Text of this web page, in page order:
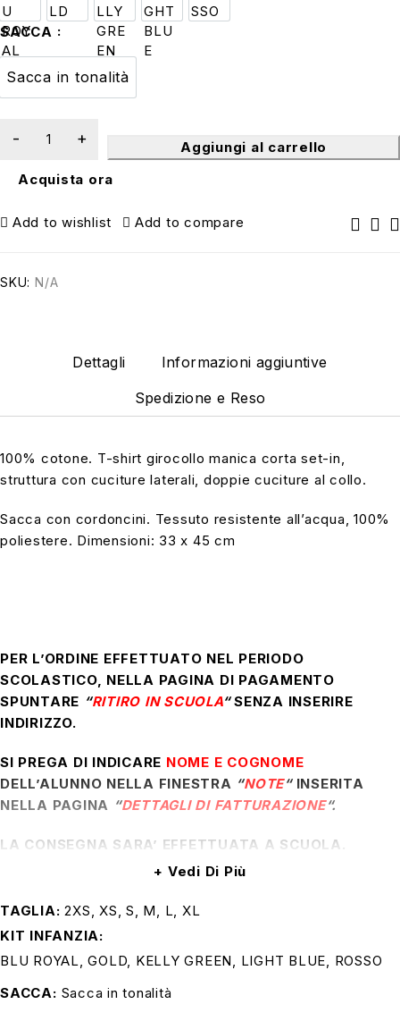
SACCA
Sacca in tonalità
Aggiungi al carrello
Acquista ora
Add to wishlist Add to compare
SKU: N/A
Dettagli
Informazioni aggiuntive
Spedizione e Reso
100% cotone. T-shirt girocollo manica corta set-in,
struttura con cuciture laterali, doppie cuciture al collo.
Sacca con cordoncini. Tessuto resistente all’acqua, 100%
poliestere. Dimensioni: 33 x 45 cm
PER L’ORDINE EFFETTUATO NEL PERIODO
SCOLASTICO, NELLA PAGINA DI PAGAMENTO
SPUNTARE “RITIRO IN SCUOLA“SENZA INSERIRE
INDIRIZZO.
SI PREGA DI INDICARE NOME E COGNOME
DELL’ALUNNO NELLA FINESTRA “NOTE“INSERITA
NELLA PAGINA “DETTAGLI DI FATTURAZIONE“.
LA CONSEGNA SARA’ EFFETTUATA A SCUOLA.
info@effebiart.it O CONTATTARCI AL NUMERO
3393653267
PER PAGAMENTI CON BONIFICO: IBAN
“IT50B0306910100100000108091
Vedi Di Più
TAGLIA 2XS, XS, S, M, L, XL
KIT INFANZIA
BLU ROYAL, GOLD, KELLY GREEN, LIGHT BLUE, ROSSO
SACCA Sacca in tonalità